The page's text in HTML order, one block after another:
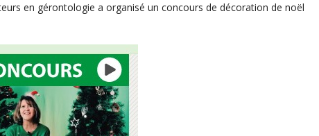
en gérontologie a organisé un concours de décoration de noël